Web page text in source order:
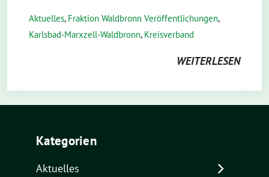
Aktuelles, Fraktion Waldbronn Veröffentlichungen,
Karlsbad-Marxzell-Waldbronn, Kreisverband
WEITERLESEN
Kategorien
Aktuelles